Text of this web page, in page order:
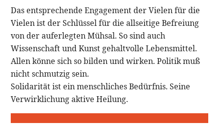
Das entsprechende Engagement der Vielen für die
Vielen ist der Schlüssel für die allseitige Befreiung
von der auferlegten Mühsal. So sind auch
Wissenschaft und Kunst gehaltvolle Lebensmittel.
Allen könne sich so bilden und wirken. Politik muß
nicht schmutzig sein.
Solidarität ist ein menschliches Bedürfnis. Seine
Verwirklichung aktive Heilung.